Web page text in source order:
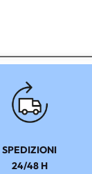
SPEDIZIONI
24/48 H